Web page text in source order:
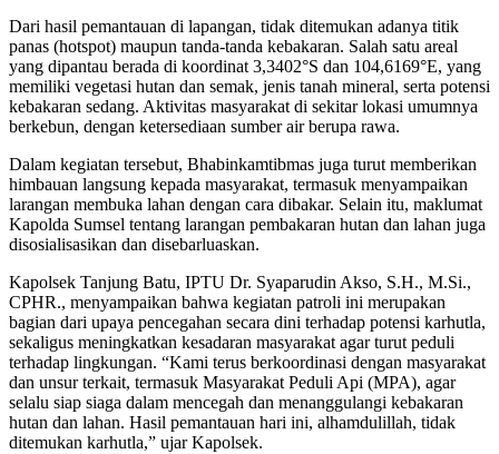
Dari hasil pemantauan di lapangan, tidak ditemukan adanya titik
panas (hotspot) maupun tanda-tanda kebakaran. Salah satu areal
yang dipantau berada di koordinat 3,3402°S dan 104,6169°E, yang
memiliki vegetasi hutan dan semak, jenis tanah mineral, serta potensi
kebakaran sedang. Aktivitas masyarakat di sekitar lokasi umumnya
berkebun, dengan ketersediaan sumber air berupa rawa.
Dalam kegiatan tersebut, Bhabinkamtibmas juga turut memberikan
himbauan langsung kepada masyarakat, termasuk menyampaikan
larangan membuka lahan dengan cara dibakar. Selain itu, maklumat
Kapolda Sumsel tentang larangan pembakaran hutan dan lahan juga
disosialisasikan dan disebarluaskan.
Kapolsek Tanjung Batu, IPTU Dr. Syaparudin Akso, S.H., M.Si.,
CPHR., menyampaikan bahwa kegiatan patroli ini merupakan
bagian dari upaya pencegahan secara dini terhadap potensi karhutla,
sekaligus meningkatkan kesadaran masyarakat agar turut peduli
terhadap lingkungan. “Kami terus berkoordinasi dengan masyarakat
dan unsur terkait, termasuk Masyarakat Peduli Api (MPA), agar
selalu siap siaga dalam mencegah dan menanggulangi kebakaran
hutan dan lahan. Hasil pemantauan hari ini, alhamdulillah, tidak
ditemukan karhutla,” ujar Kapolsek.